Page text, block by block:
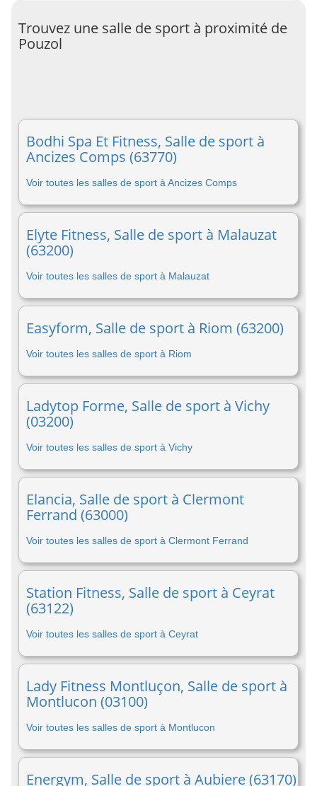
Trouvez une salle de sport à proximité de
Pouzol
Bodhi Spa Et Fitness, Salle de sport à
Ancizes Comps (63770)
Voir toutes les salles de sport à Ancizes Comps
Elyte Fitness, Salle de sport à Malauzat
(63200)
Voir toutes les salles de sport à Malauzat
Easyform, Salle de sport à Riom (63200)
Voir toutes les salles de sport à Riom
Ladytop Forme, Salle de sport à Vichy
(03200)
Voir toutes les salles de sport à Vichy
Elancia, Salle de sport à Clermont
Ferrand (63000)
Voir toutes les salles de sport à Clermont Ferrand
Station Fitness, Salle de sport à Ceyrat
(63122)
Voir toutes les salles de sport à Ceyrat
Lady Fitness Montluçon, Salle de sport à
Montlucon (03100)
Voir toutes les salles de sport à Montlucon
Energym, Salle de sport à Aubiere (63170)